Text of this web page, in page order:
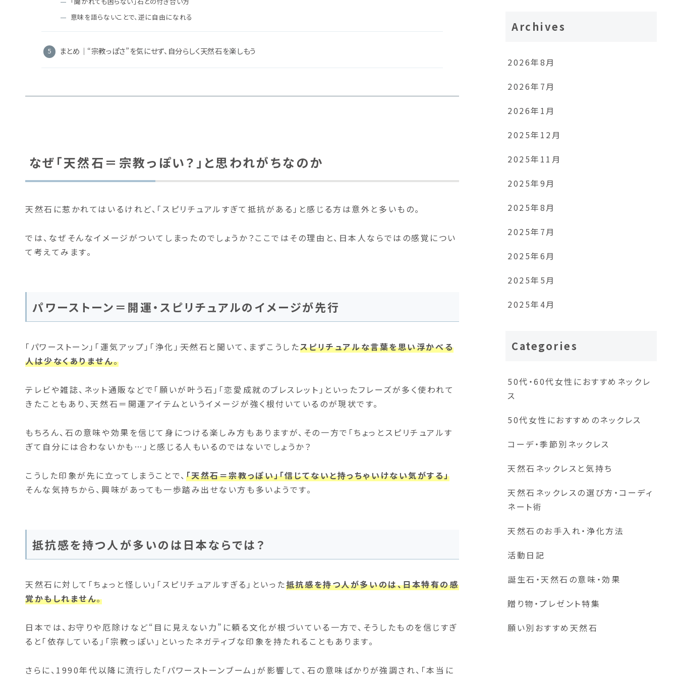
意味を語らないことで、逆に自由になれる
まとめ｜“宗教っぽさ”を気にせず、自分らしく天然石を楽しもう
なぜ「天然石＝宗教っぽい？」と思われがちなのか
天然石に惹かれてはいるけれど、「スピリチュアルすぎて抵抗がある」と感じる方は意外と多いもの。
では、なぜそんなイメージがついてしまったのでしょうか？ここではその理由と、日本人ならではの感覚につい
て考えてみます。
パワーストーン＝開運・スピリチュアルのイメージが先行
「パワーストーン」「運気アップ」「浄化」――天然石と聞いて、まずこうしたスピリチュアルな言葉を思い浮かべる
人は少なくありません。
テレビや雑誌、ネット通販などで「願いが叶う石」「恋愛成就のブレスレット」といったフレーズが多く使われて
きたこともあり、天然石＝開運アイテムというイメージが強く根付いているのが現状です。
もちろん、石の意味や効果を信じて身につける楽しみ方もありますが、その一方で「ちょっとスピリチュアルす
ぎて自分には合わないかも…」と感じる人もいるのではないでしょうか？
こうした印象が先に立ってしまうことで、 「天然石＝宗教っぽい」「信じてないと持っちゃいけない気がする」
そんな気持ちから、興味があっても一歩踏み出せない方も多いようです。
抵抗感を持つ人が多いのは日本ならでは？
天然石に対して「ちょっと怪しい」「スピリチュアルすぎる」といった抵抗感を持つ人が多いのは、日本特有の感
覚かもしれません。
日本では、お守りや厄除けなど“目に見えない力”に頼る文化が根づいている一方で、そうしたものを信じすぎ
ると「依存している」「宗教っぽい」といったネガティブな印象を持たれることもあります。
さらに、1990年代以降に流行した「パワーストーンブーム」が影響して、石の意味ばかりが強調され、「本当に
Archives
2026年8月
2026年7月
2026年1月
2025年12月
2025年11月
2025年9月
2025年8月
2025年7月
2025年6月
2025年5月
2025年4月
Categories
50代・60代女性におすすめネックレ
ス
50代女性におすすめのネックレス
コーデ・季節別ネックレス
天然石ネックレスと気持ち
天然石ネックレスの選び方・コーディ
ネート術
天然石のお手入れ・浄化方法
活動日記
誕生石・天然石の意味・効果
贈り物・プレゼント特集
願い別おすすめ天然石